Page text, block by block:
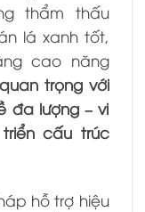
thẩm thấu
lá xanh tốt,
cao năng
trọng với
đa lượng – vi
cấu trúc
hỗ trợ hiệu